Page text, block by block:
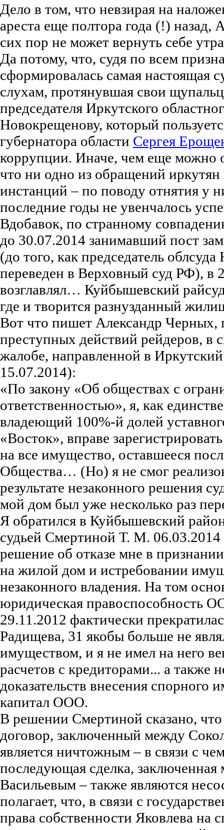
Дело в том, что невзирая на
ареста еще полтора года (!) назад,
сих пор не может вернуть себе
Да потому, что, судя по всем
сформировалась самая настоящая
слухам, протянувшая свои
председателя Иркутского
Новокрещенову, который
губернатора области Сергея
коррупции. Иначе, чем еще можно
что ни одно из обращений
инстанций – по поводу отнятия у
последние годы не увенчалось
Вдобавок, по странному
до 30.07.2014 занимавший пост
(до того, как председатель
переведен в Верховный суд РФ), в
возглавлял… Куйбышевский
где и творится разнузданный
Вот что пишет Александр Черных,
преступных действий рейдеров, в
жалобе, направленной в
15.07.2014):
«По закону «Об обществах с
ответственностью», я, как
владеющий 100%-й долей
«Восток», вправе
на все имущество, оставшееся
Общества… (Но) я не смог
результате незаконного решения
мой дом был уже несколько раз
Я обратился в Куйбышевский
судьей Смертиной Т. М.
решение об отказе мне в
на жилой дом и истребовании
незаконного владения. На том
юридическая правоспособность
29.11.2012 фактически
Радищева, 31 якобы больше не
имуществом, и я не имел на него
расчетов с кредиторами... а также
доказательств внесения спорного
капитал ООО.
В решении Смертиной сказано,
договор, заключенный между
является ничтожным – в связи с
последующая сделка,
Васильевым – также являются
полагает, что, в связи с
права собственности Яковлева на